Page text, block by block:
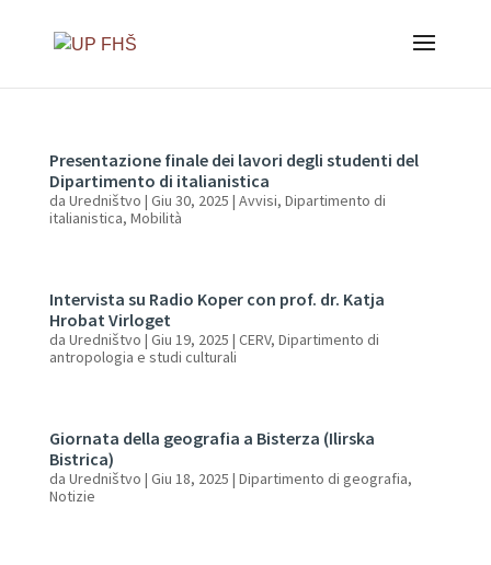
Presentazione finale dei lavori degli studenti del
Dipartimento di italianistica
da Uredništvo | Giu 30, 2025 | Avvisi, Dipartimento di
italianistica, Mobilità
Intervista su Radio Koper con prof. dr. Katja
Hrobat Virloget
da Uredništvo | Giu 19, 2025 | CERV, Dipartimento di
antropologia e studi culturali
Giornata della geografia a Bisterza (Ilirska
Bistrica)
da Uredništvo | Giu 18, 2025 | Dipartimento di geografia,
Notizie